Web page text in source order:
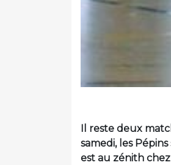
Il reste deux
samedi, les
est au zénith chez